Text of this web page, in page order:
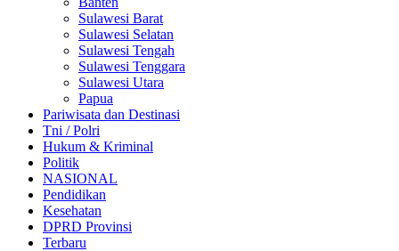
Sulawesi Barat
Sulawesi Selatan
Sulawesi Tengah
Sulawesi Tenggara
Sulawesi Utara
Papua
Pariwisata dan Destinasi
Tni / Polri
Hukum & Kriminal
Politik
NASIONAL
Pendidikan
Kesehatan
DPRD Provinsi
Terbaru